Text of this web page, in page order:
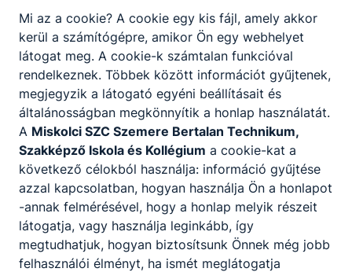
Summary
Letöltés
Partnereink
Mi az a cookie? A cookie egy kis fájl, amely akkor
kerül a számítógépre, amikor Ön egy webhelyet
látogat meg. A cookie-k számtalan funkcióval
rendelkeznek. Többek között információt gyűjtenek,
megjegyzik a látogató egyéni beállításait és
általánosságban megkönnyítik a honlap használatát.
A Miskolci SZC Szemere Bertalan Technikum,
Szakképző Iskola és Kollégium a cookie-kat a
következő célokból használja: információ gyűjtése
azzal kapcsolatban, hogyan használja Ön a honlapot
-annak felmérésével, hogy a honlap melyik részeit
látogatja, vagy használja leginkább, így
megtudhatjuk, hogyan biztosítsunk Önnek még jobb
felhasználói élményt, ha ismét meglátogatja